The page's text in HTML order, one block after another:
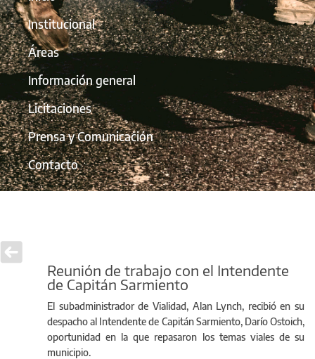
Institucional
Áreas
Información general
Licitaciones
Prensa y Comunicación
Contacto
Reunión de trabajo con el Intendente
de Capitán Sarmiento
El subadministrador de Vialidad, Alan Lynch, recibió en su
despacho al Intendente de Capitán Sarmiento, Darío Ostoich,
oportunidad en la que repasaron los temas viales de su
municipio.